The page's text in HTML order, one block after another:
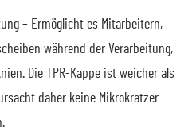
– Ermöglicht es Mitarbeitern,
während der Verarbeitung,
Die TPR-Kappe ist weicher als
daher keine Mikrokratzer